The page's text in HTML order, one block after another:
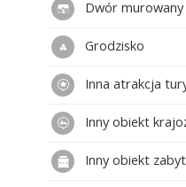
Dwór murowany
Grodzisko
Inna atrakcja
Inny obiekt
Inny obiekt